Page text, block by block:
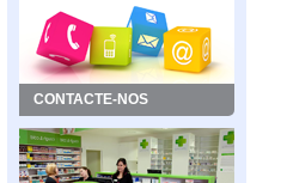
CONTACTE-NOS